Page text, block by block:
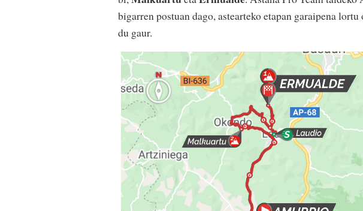
bigarren postuan dago, astearteko etapan garaipena
du gaur.